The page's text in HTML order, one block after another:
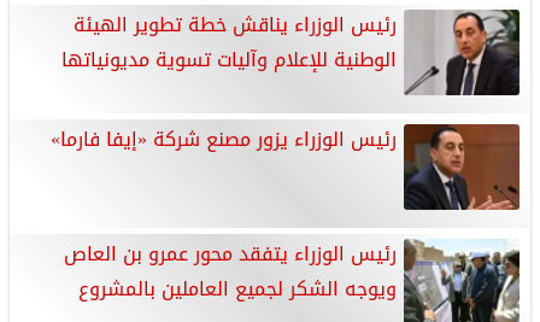
رئيس الوزراء يناقش خطة تطوير الهيئة
الوطنية للإعلام وآليات تسوية مديونياتها
رئيس الوزراء يزور مصنع شركة «إيفا فارما»
رئيس الوزراء يتفقد محور عمرو بن العاص
ويوجه الشكر لجميع العاملين بالمشروع